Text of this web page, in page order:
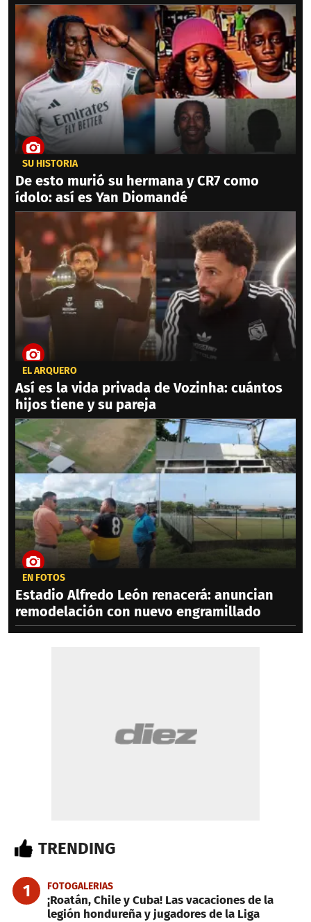
SU HISTORIA
De esto murió su hermana y CR7 como
ídolo: así es Yan Diomandé
EL ARQUERO
Así es la vida privada de Vozinha: cuántos
hijos tiene y su pareja
EN FOTOS
Estadio Alfredo León renacerá: anuncian
remodelación con nuevo engramillado
TRENDING
1 FOTOGALERIAS
¡Roatán, Chile y Cuba! Las vacaciones de la
legión hondureña y jugadores de la Liga